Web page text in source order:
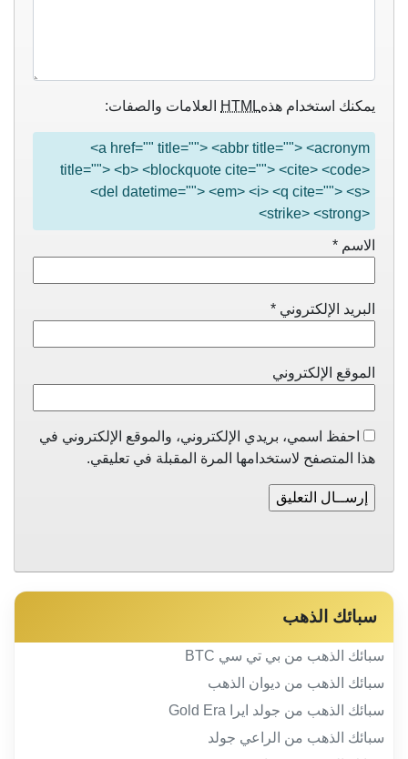
يمكنك استخدام هذهHTML العلامات والصفات:
<a href="" title=""> <abbr title=""> <acronym
title=""> <b> <blockquote cite=""> <cite> <code>
<del datetime=""> <em> <i> <q cite=""> <s>
<strike> <strong>
الاسم *
البريد الإلكتروني *
الموقع الإلكتروني
احفظ اسمي، بريدي الإلكتروني، والموقع الإلكتروني في
هذا المتصفح لاستخدامها المرة المقبلة في تعليقي.
سبائك الذهب
سبائك الذهب من بي تي سي BTC
سبائك الذهب من ديوان الذهب
سبائك الذهب من جولد ايرا Gold Era
سبائك الذهب من الراعي جولد